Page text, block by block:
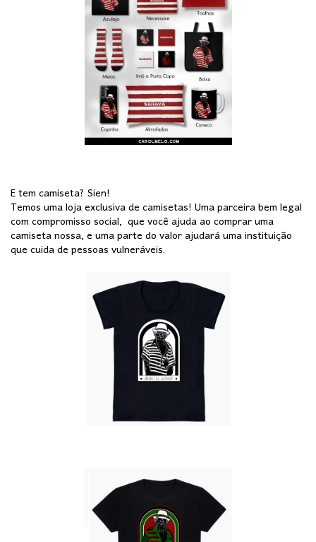
E tem camiseta? Sien!
Temos uma loja exclusiva de camisetas! Uma parceira bem legal
com compromisso social, que você ajuda ao comprar uma
camiseta nossa, e uma parte do valor ajudará uma instituição
que cuida de pessoas vulneráveis.